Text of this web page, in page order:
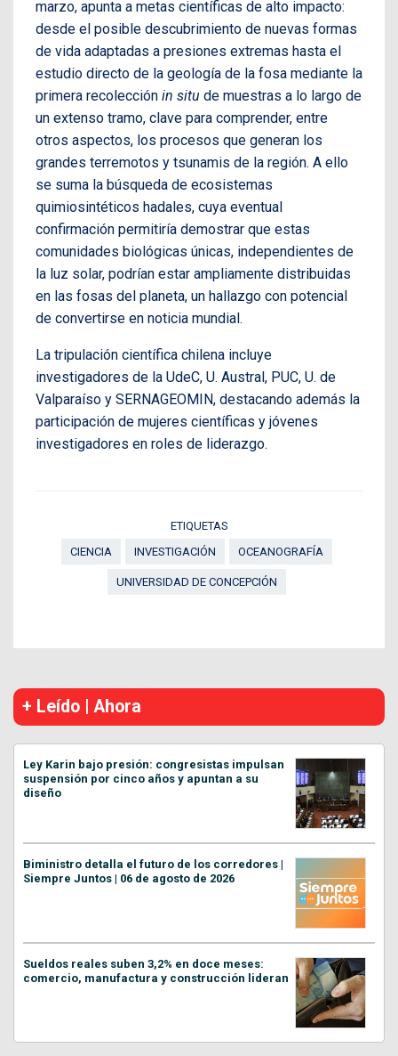
marzo, apunta a metas científicas de alto impacto:
desde el posible descubrimiento de nuevas formas
de vida adaptadas a presiones extremas hasta el
estudio directo de la geología de la fosa mediante la
primera recolección in situ de muestras a lo largo de
un extenso tramo, clave para comprender, entre
otros aspectos, los procesos que generan los
grandes terremotos y tsunamis de la región. A ello
se suma la búsqueda de ecosistemas
quimiosintéticos hadales, cuya eventual
confirmación permitiría demostrar que estas
comunidades biológicas únicas, independientes de
la luz solar, podrían estar ampliamente distribuidas
en las fosas del planeta, un hallazgo con potencial
de convertirse en noticia mundial.
La tripulación científica chilena incluye
investigadores de la UdeC, U. Austral, PUC, U. de
Valparaíso y SERNAGEOMIN, destacando además la
participación de mujeres científicas y jóvenes
investigadores en roles de liderazgo.
ETIQUETAS
CIENCIA
INVESTIGACIÓN OCEANOGRAFÍA
UNIVERSIDAD DE CONCEPCIÓN
+ Leído | Ahora
Ley Karin bajo presión: congresistas impulsan
suspensión por cinco años y apuntan a su
diseño
Biministro detalla el futuro de los corredores |
Siempre Juntos | 06 de agosto de 2026
Sueldos reales suben 3,2% en doce meses:
comercio, manufactura y construcción lideran